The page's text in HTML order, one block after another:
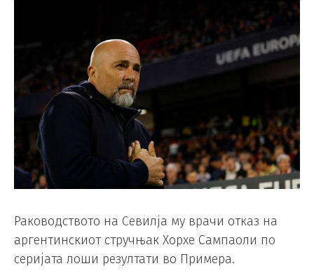
Раководството на Севилја му врачи отказ на
аргентинскиот стручњак Хорхе Сампаоли по
серијата лоши резултати во Примера.